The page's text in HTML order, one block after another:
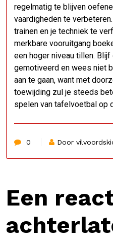
regelmatig te blijven
vaardigheden te
trainen en je techniek te
merkbare vooruitgang
een hoger niveau tillen.
gemotiveerd en wees niet
aan te gaan, want met
toewijding zul je steeds
spelen van tafelvoetbal op
0 Door
Een